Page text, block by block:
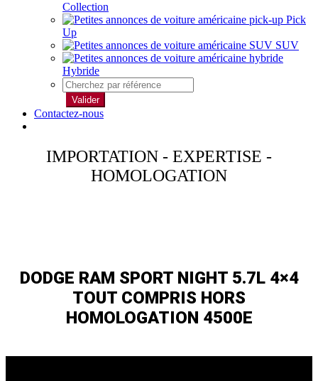
Collection
Pick
Up
SUV
Hybride
Valider
Contactez-nous
IMPORTATION - EXPERTISE -
HOMOLOGATION
DODGE RAM SPORT NIGHT 5.7L 4×4
TOUT COMPRIS HORS
HOMOLOGATION 4500E